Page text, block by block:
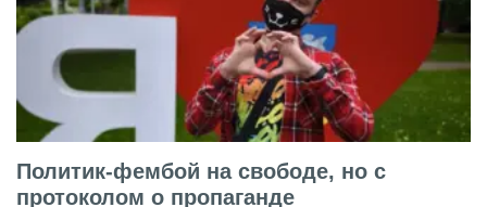
Политик-фембой на свободе, но с
протоколом о пропаганде